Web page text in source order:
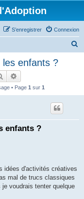
Connexion
S’enregistrer
enfants ?
Rechercher
• Page 1 sur 1
enfants ?
idées d'activités créatives
mal de trucs classiques
voudrais tenter quelque